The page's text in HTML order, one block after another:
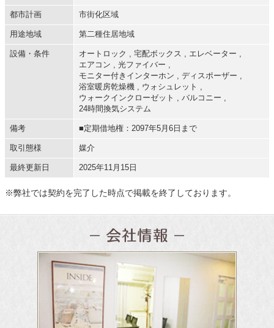
都市計画 市街化区域
用途地域 第二種住居地域
設備・条件 オートロック , 宅配ボックス , エレベーター ,
エアコン , 光ファイバー ,
モニター付きインターホン , ディスポーザー ,
浴室暖房乾燥機 , ウォシュレット ,
ウォークインクローゼット , バルコニー ,
24時間換気システム
備考 ■定期借地権：2097年5月6日まで
取引態様 媒介
最終更新日 2025年11月15日
※弊社では契約を完了した時点で掲載を終了しております。